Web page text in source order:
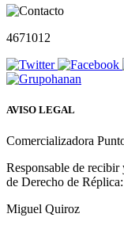
4671012
AVISO LEGAL
Comercializadora
Responsable de
de Derecho de Réplica:
Miguel Quiroz